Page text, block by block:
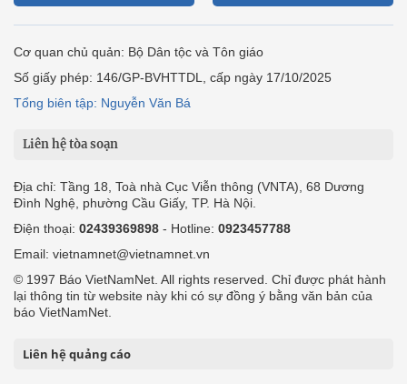
Cơ quan chủ quản: Bộ Dân tộc và Tôn giáo
Số giấy phép: 146/GP-BVHTTDL, cấp ngày 17/10/2025
Tổng biên tập: Nguyễn Văn Bá
Liên hệ tòa soạn
Địa chỉ: Tầng 18, Toà nhà Cục Viễn thông (VNTA), 68 Dương
Đình Nghệ, phường Cầu Giấy, TP. Hà Nội.
Điện thoại: 02439369898 - Hotline: 0923457788
Email: vietnamnet@vietnamnet.vn
© 1997 Báo VietNamNet. All rights reserved. Chỉ được phát hành
lại thông tin từ website này khi có sự đồng ý bằng văn bản của
báo VietNamNet.
Liên hệ quảng cáo